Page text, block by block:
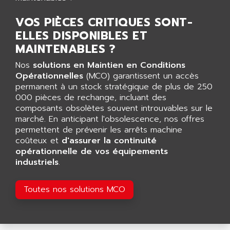
TI-305
DIAS
MP
SIMATIC PC
DPH
STATOVAR
UCD
SINUMERIK 820
SIMOREG K
ALIMENTATION
IRT
TPD32
ANDERSON-NEGELE
ANDRON
ANELEC
ANILAM
ANIME
ANIOS
ANKAM
ANKER
ANRITSU
ANS
ANSALDO
ANSELL
ANSMANN
ANSYCO
VOS PIÈCES CRITIQUES SONT-
ELLES DISPONIBLES ET
MAINTENABLES ?
Nos solutions en Maintien en Conditions
Opérationnelles (MCO) garantissent un accès
permanent à un stock stratégique de plus de 250
000 pièces de rechange, incluant des
composants obsolètes souvent introuvables sur le
marché. En anticipant l'obsolescence, nos offres
permettent de prévenir les arrêts machine
coûteux et d'assurer la continuité
opérationnelle de vos équipements
industriels.
Toutes nos solutions MCO